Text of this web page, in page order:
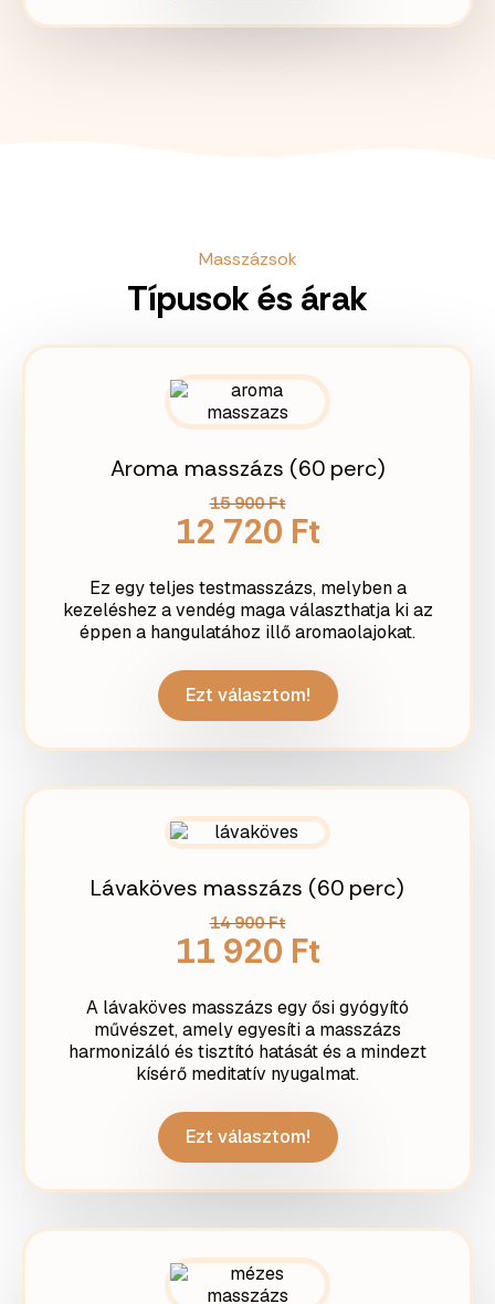
Masszázsok
Típusok és árak
Aroma masszázs (60 perc)
15 900 Ft
12 720 Ft
Ez egy teljes testmasszázs, melyben a
kezeléshez a vendég maga választhatja ki az
éppen a hangulatához illő aromaolajokat.
Ezt választom!
Lávaköves masszázs (60 perc)
14 900 Ft
11 920 Ft
A lávaköves masszázs egy ősi gyógyító
művészet, amely egyesíti a masszázs
harmonizáló és tisztító hatását és a mindezt
kísérő meditatív nyugalmat.
Ezt választom!